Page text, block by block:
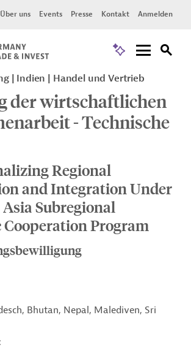
Über uns Events Presse Kontakt Anmelden
Indien Handel und Vertrieb
der wirtschaftlichen
- Technische
Regional
and Integration Under
Subregional
Cooperation Program
Bhutan, Nepal, Malediven, Sri